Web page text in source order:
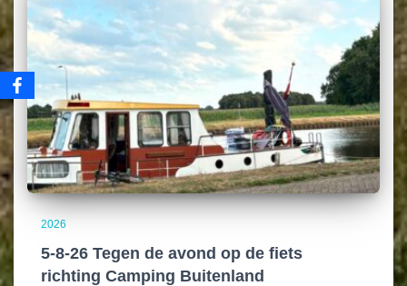
2026
5-8-26 Tegen de avond op de fiets
richting Camping Buitenland